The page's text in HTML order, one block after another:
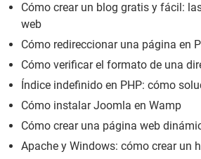
Cómo crear un blog gratis y fácil:
web
Cómo redireccionar una página en
Cómo verificar el formato de una
Índice indefinido en PHP: cómo
Cómo instalar Joomla en Wamp
Cómo crear una página web
Apache y Windows: cómo crear un